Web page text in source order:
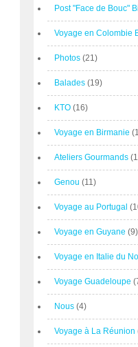
Post "Face de Bouc"
Voyage en Colombie
Photos (21)
Balades (19)
KTO (16)
Voyage en Birmanie
Ateliers Gourmands
Genou (11)
Voyage au Portugal
Voyage en Guyane (9)
Voyage en Italie du
Voyage Guadeloupe
Nous (4)
Voyage à La Réunion